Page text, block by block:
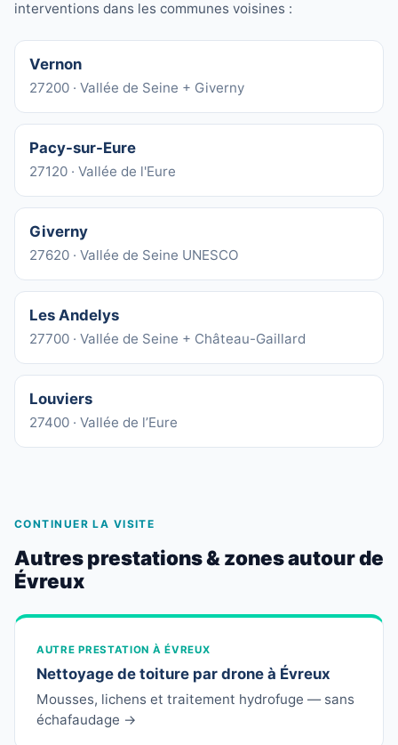
interventions dans les communes voisines :
Vernon
27200 · Vallée de Seine + Giverny
Pacy-sur-Eure
27120 · Vallée de l'Eure
Giverny
27620 · Vallée de Seine UNESCO
Les Andelys
27700 · Vallée de Seine + Château-Gaillard
Louviers
27400 · Vallée de l’Eure
CONTINUER LA VISITE
Autres prestations & zones autour de
Évreux
AUTRE PRESTATION À ÉVREUX
Nettoyage de toiture par drone à Évreux
Mousses, lichens et traitement hydrofuge — sans
échafaudage →